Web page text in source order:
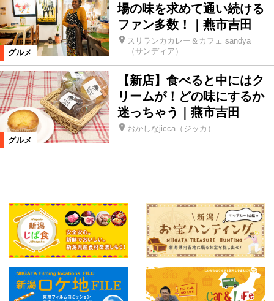
グルメ
場の味を求めて通い続ける
ファン多数！｜燕市吉田
スリランカカレー＆カフェ sandya
（サンディア）
グルメ
【新店】食べると中にはク
リームが！どの味にするか
迷っちゃう｜燕市吉田
おかしなjicca（ジッカ）